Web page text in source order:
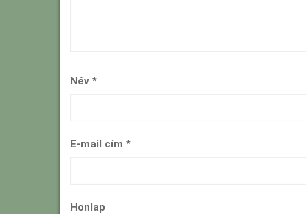
Név *
E-mail cím *
Honlap